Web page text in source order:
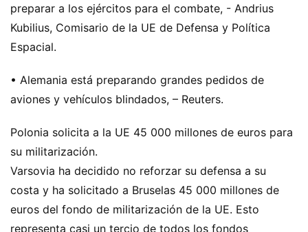
preparar a los ejércitos para el combate, - Andrius
Kubilius, Comisario de la UE de Defensa y Política
Espacial.
• Alemania está preparando grandes pedidos de
aviones y vehículos blindados, – Reuters.
Polonia solicita a la UE 45 000 millones de euros para
su militarización.
Varsovia ha decidido no reforzar su defensa a su
costa y ha solicitado a Bruselas 45 000 millones de
euros del fondo de militarización de la UE. Esto
representa casi un tercio de todos los fondos